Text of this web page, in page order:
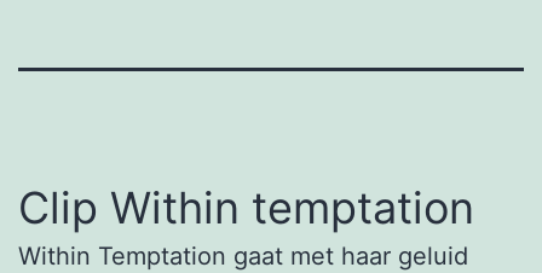
Clip Within temptation
Within Temptation gaat met haar geluid